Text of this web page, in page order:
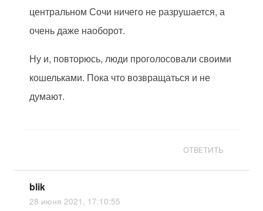
центральном Сочи ничего не разрушается, а
очень даже наоборот.
Ну и, повторюсь, люди проголосовали своими
кошельками. Пока что возвращаться и не
думают.
ОТВЕТИТЬ
blik
28 июня 2021, 17:10:55